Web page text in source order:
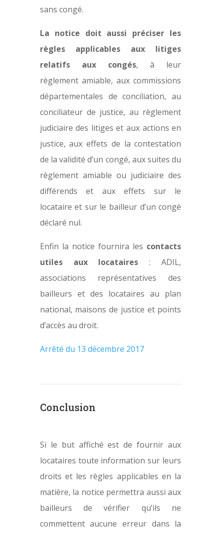
sans congé.
La notice doit aussi préciser les
règles applicables aux litiges
relatifs aux congés, à leur
règlement amiable, aux commissions
départementales de conciliation, au
conciliateur de justice, au règlement
judiciaire des litiges et aux actions en
justice, aux effets de la contestation
de la validité d’un congé, aux suites du
règlement amiable ou judiciaire des
différends et aux effets sur le
locataire et sur le bailleur d’un congé
déclaré nul.
Enfin la notice fournira les contacts
utiles aux locataires : ADIL,
associations représentatives des
bailleurs et des locataires au plan
national, maisons de justice et points
d’accès au droit.
Arrêté du 13 décembre 2017
Conclusion
Si le but affiché est de fournir aux
locataires toute information sur leurs
droits et les règles applicables en la
matière, la notice permettra aussi aux
bailleurs de vérifier qu’ils ne
commettent aucune erreur dans la